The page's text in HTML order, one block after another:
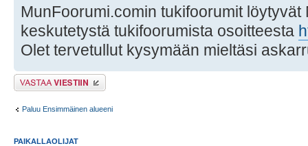
MunFoorumi.comin tukifoorumit löytyvät
keskutetystä tukifoorumista osoitteesta
Olet tervetullut kysymään mieltäsi
Lähetä vastaus
Paluu Ensimmäinen alueeni
PAIKALLAOLIJAT